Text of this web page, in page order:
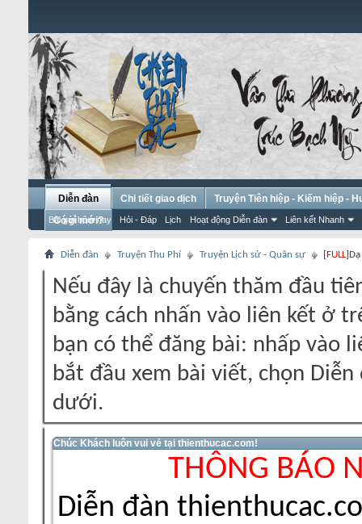
Diễn đàn
Bài gửi hôm nay Hỏi - Đáp Lịch Hoạt động Diễn đàn Liên kết Nhanh
Chi tiết giao dịch
Truyện Tiên hiệp - Kiếm hiệp -
Có gì mới?
Diễn đàn Truyện Thu Phí Truyện Lịch sử - Quân sự [FULL]Dạ
Nếu đây là chuyến thăm đầu
bằng cách nhấn vào liên kết ở
bạn có thể đăng bài: nhấp vào
bắt đầu xem bài viết, chọn
dưới.
Chúc Khách luôn vui vẻ tại thienthucac.com!
THÔNG BÁO
Diễn đàn